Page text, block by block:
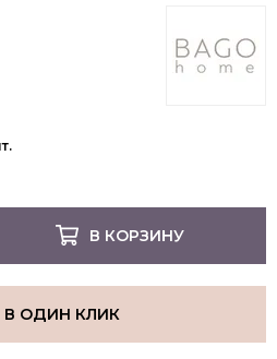
В КОРЗИНУ
В ОДИН КЛИК